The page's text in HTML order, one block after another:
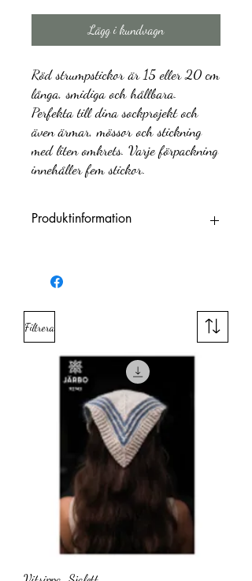
Lägg i kundvagn
Röd strumpstickor är 15 eller 20 cm
långa, smidiga och hållbara.
Perfekta till dina sockprojekt och
även ärmar, mössor och stickning
med liten omkrets. Varje förpackning
innehåller fem stickor.
Produktinformation
Längd
Tjocklek 4,5 mm
Strumpstickor
Röd
Filtrera